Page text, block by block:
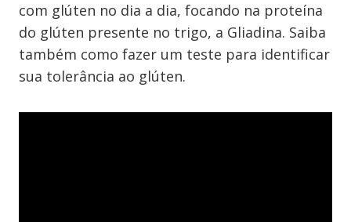
com glúten no dia a dia, focando na proteína
do glúten presente no trigo, a Gliadina. Saiba
também como fazer um teste para identificar
sua tolerância ao glúten.